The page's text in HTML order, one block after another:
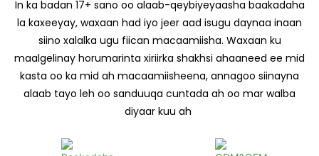
In ka badan 17+ sano oo alaab-qeybiyeyaasha baakadaha
la kaxeeyay, waxaan had iyo jeer aad isugu daynaa inaan
siino xalalka ugu fiican macaamiisha. Waxaan ku
maalgelinay horumarinta xiriirka shakhsi ahaaneed ee mid
kasta oo ka mid ah macaamiisheena, annagoo siinayna
alaab tayo leh oo sanduuqa cuntada ah oo mar walba
diyaar kuu ah